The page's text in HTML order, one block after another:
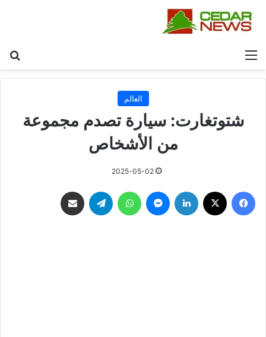
القائمة
العالم
شتوتغارت: سيارة تصدم مجموعة
من الأشخاص
2025-05-02
فيسبوك لينكدإن ماسنجر واتساب تيلقرام